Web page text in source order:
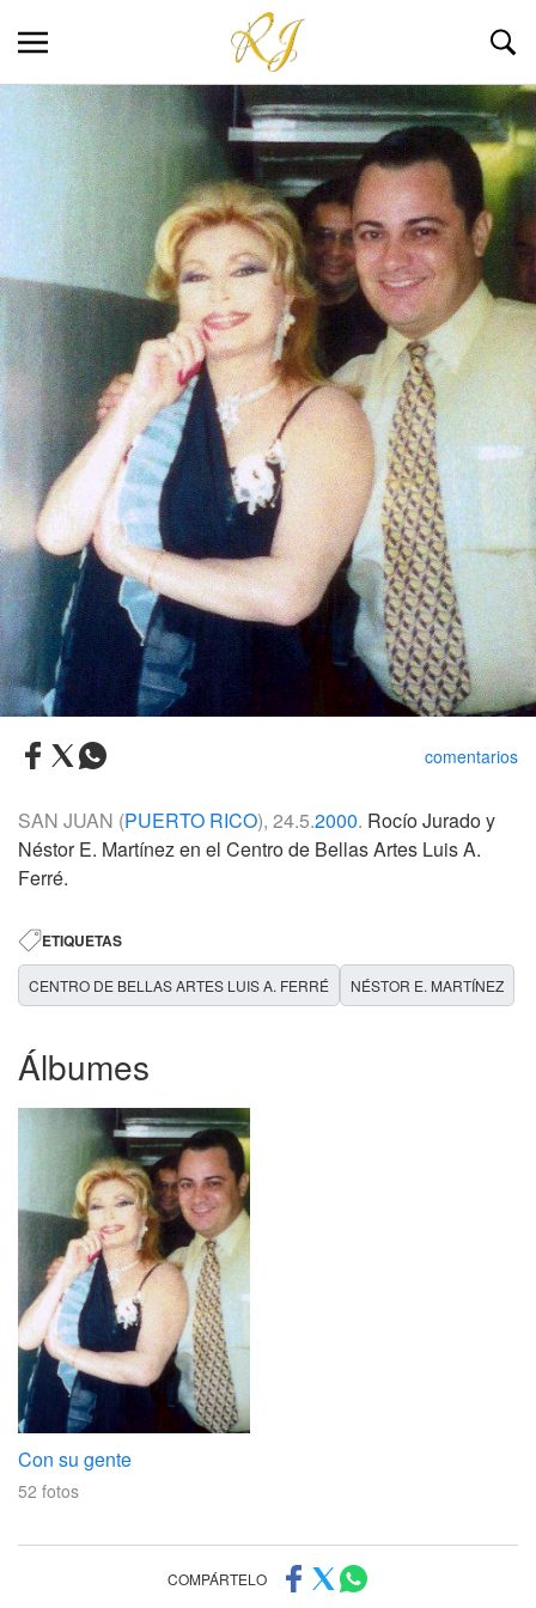
comentarios
SAN JUAN (PUERTO RICO), 24.5.2000. Rocío Jurado y
Néstor E. Martínez en el Centro de Bellas Artes Luis A.
Ferré.
ETIQUETAS
CENTRO DE BELLAS ARTES LUIS A. FERRÉ NÉSTOR E. MARTÍNEZ
Álbumes
Con su gente
52 fotos
COMPÁRTELO